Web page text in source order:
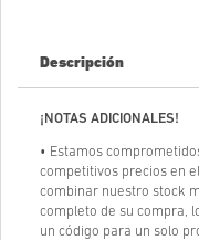
Descripción
¡NOTAS ADICIONALES!
• Estamos
competitivos precios en
combinar nuestro stock
completo de su compra,
un código para un solo